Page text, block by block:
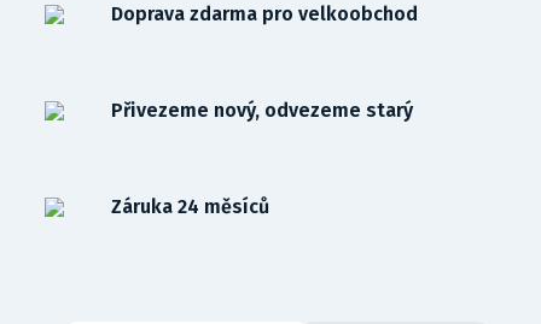
Doprava zdarma pro velkoobchod
Přivezeme nový, odvezeme starý
Záruka 24 měsíců